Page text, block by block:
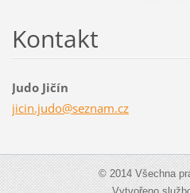
Kontakt
Judo Jičín
jicin.judo@seznam.cz
© 2014 Všechna